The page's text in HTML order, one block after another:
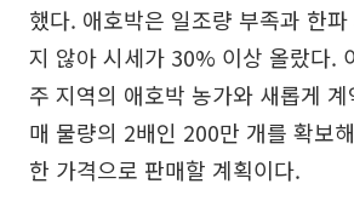
했다. 애호박은 일조량 부족과 한
지 않아 시세가 30% 이상 올랐다.
주 지역의 애호박 농가와 새롭게
매 물량의 2배인 200만 개를 확보
한 가격으로 판매할 계획이다.